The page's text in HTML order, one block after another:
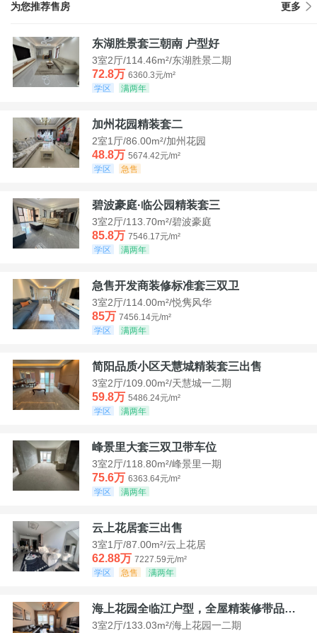
为您推荐售房 更多
东湖胜景套三朝南 户型好
3室2厅/114.46m²/东湖胜景二期
72.8万 6360.3元/m²
学区
满两年
加州花园精装套二
2室1厅/86.00m²/加州花园
48.8万 5674.42元/m²
学区
急售
碧波豪庭·临公园精装套三
3室2厅/113.70m²/碧波豪庭
85.8万 7546.17元/m²
学区
满两年
急售开发商装修标准套三双卫
3室2厅/114.00m²/悦隽风华
85万 7456.14元/m²
学区
满两年
简阳品质小区天慧城精装套三出售
3室2厅/109.00m²/天慧城一二期
59.8万 5486.24元/m²
学区
满两年
峰景里大套三双卫带车位
3室2厅/118.80m²/峰景里一期
75.6万 6363.64元/m²
学区
满两年
云上花居套三出售
3室1厅/87.00m²/云上花居
62.88万 7227.59元/m²
学区
急售 满两年
海上花园全临江户型，全屋精装修带品牌家具家电，诚意出售！
3室2厅/133.03m²/海上花园一二期